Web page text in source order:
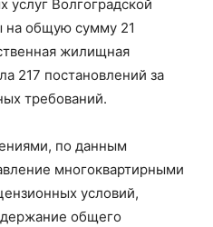
услуг Волгоградской
на общую сумму 21
жилищная
217 постановлений за
требований.
по данным
многоквартирными
условий,
общего